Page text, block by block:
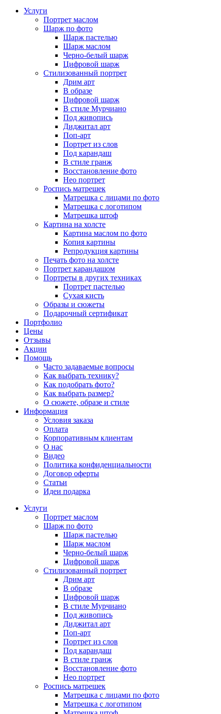
Услуги
Портрет маслом
Шарж по фото
Шарж пастелью
Шарж маслом
Черно-белый шарж
Цифровой шарж
Стилизованный портрет
Дрим арт
В образе
Цифровой шарж
В стиле Мурчиано
Под живопись
Диджитал арт
Поп-арт
Портрет из слов
Под карандаш
В стиле гранж
Восстановление фото
Нео портрет
Роспись матрешек
Матрешка с лицами по фото
Матрешка с логотипом
Матрешка штоф
Картина на холсте
Картина маслом по фото
Копия картины
Репродукция картины
Печать фото на холсте
Портрет карандашом
Портреты в других техниках
Портрет пастелью
Сухая кисть
Образы и сюжеты
Подарочный сертификат
Портфолио
Цены
Отзывы
Акции
Помощь
Часто задаваемые вопросы
Как выбрать технику?
Как подобрать фото?
Как выбрать размер?
О сюжете, образе и стиле
Информация
Условия заказа
Оплата
Корпоративным клиентам
О нас
Видео
Политика конфиденциальности
Договор оферты
Статьи
Идеи подарка
Услуги
Портрет маслом
Шарж по фото
Шарж пастелью
Шарж маслом
Черно-белый шарж
Цифровой шарж
Стилизованный портрет
Дрим арт
В образе
Цифровой шарж
В стиле Мурчиано
Под живопись
Диджитал арт
Поп-арт
Портрет из слов
Под карандаш
В стиле гранж
Восстановление фото
Нео портрет
Роспись матрешек
Матрешка с лицами по фото
Матрешка с логотипом